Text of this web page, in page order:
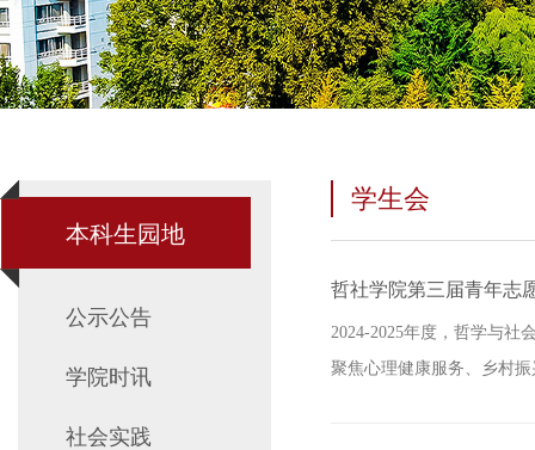
本科生园地
公示公告
学院时讯
社会实践
学生会
哲社学院第三届青年志
2024-2025年度，哲学与社
聚焦心理健康服务、乡村